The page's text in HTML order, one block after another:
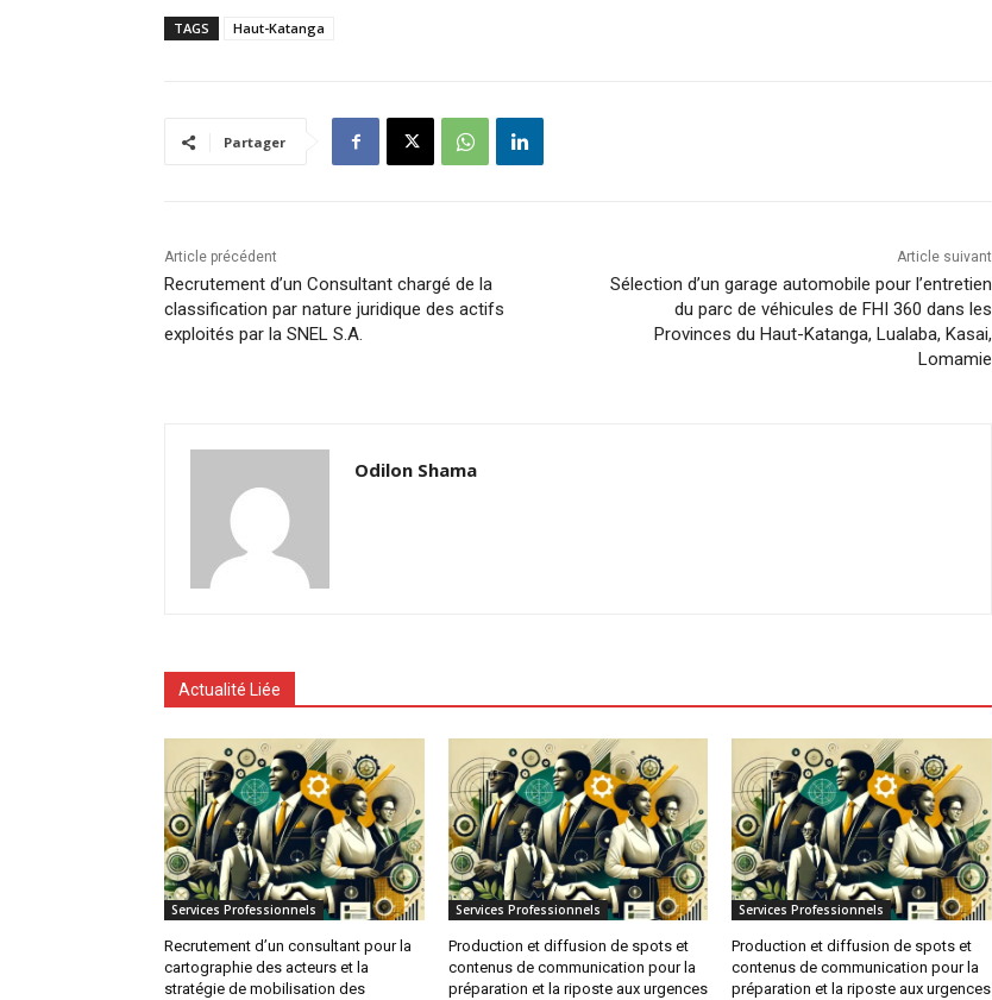
TAGS Haut-Katanga
Partager
Article précédent
Recrutement d’un Consultant chargé de la
classification par nature juridique des actifs
exploités par la SNEL S.A.
Article suivant
Sélection d’un garage automobile pour l’entretien
du parc de véhicules de FHI 360 dans les
Provinces du Haut-Katanga, Lualaba, Kasai,
Lomamie
Odilon Shama
Actualité Liée
Services Professionnels
Recrutement d’un consultant pour la
cartographie des acteurs et la
stratégie de mobilisation des
Services Professionnels
Production et diffusion de spots et
contenus de communication pour la
préparation et la riposte aux urgences
Services Professionnels
Production et diffusion de spots et
contenus de communication pour la
préparation et la riposte aux urgences